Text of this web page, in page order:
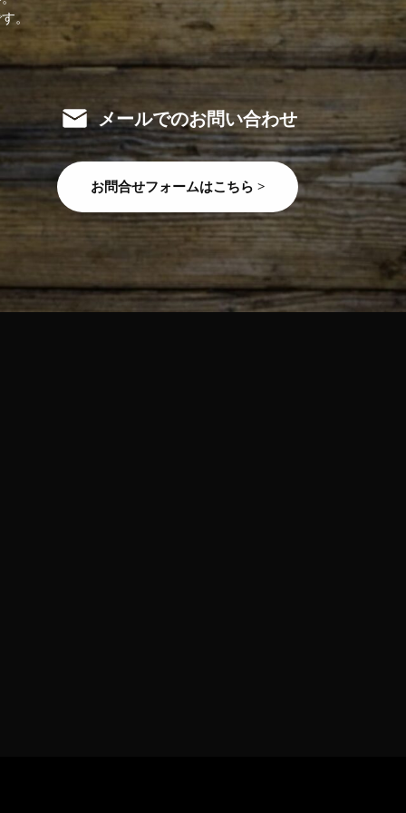
。
メールでのお問い合わせ
お問合せフォームはこちら >